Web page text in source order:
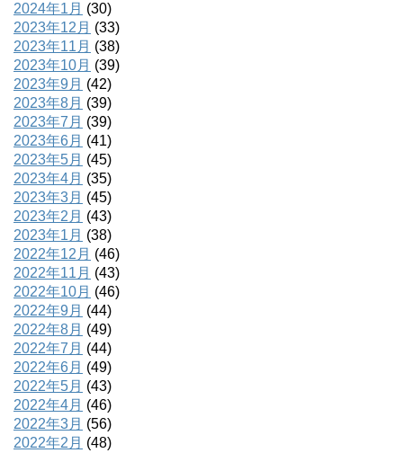
2024年1月 (30)
2023年12月 (33)
2023年11月 (38)
2023年10月 (39)
2023年9月 (42)
2023年8月 (39)
2023年7月 (39)
2023年6月 (41)
2023年5月 (45)
2023年4月 (35)
2023年3月 (45)
2023年2月 (43)
2023年1月 (38)
2022年12月 (46)
2022年11月 (43)
2022年10月 (46)
2022年9月 (44)
2022年8月 (49)
2022年7月 (44)
2022年6月 (49)
2022年5月 (43)
2022年4月 (46)
2022年3月 (56)
2022年2月 (48)